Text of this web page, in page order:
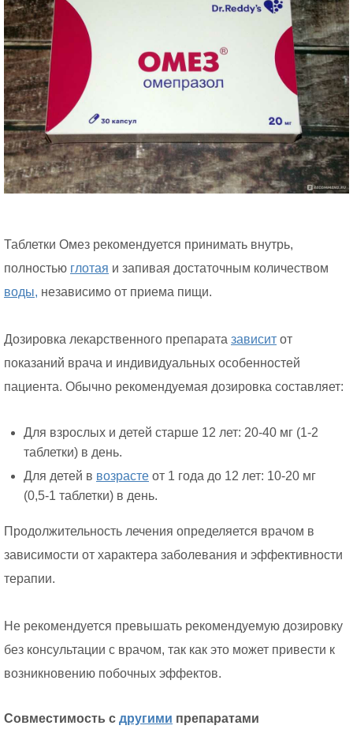
Таблетки Омез рекомендуется принимать внутрь,
полностью глотая и запивая достаточным количеством
воды, независимо от приема пищи.
Дозировка лекарственного препарата зависит от
показаний врача и индивидуальных особенностей
пациента. Обычно рекомендуемая дозировка составляет:
Для взрослых и детей старше 12 лет: 20-40 мг (1-2
таблетки) в день.
Для детей в возрасте от 1 года до 12 лет: 10-20 мг
(0,5-1 таблетки) в день.
Продолжительность лечения определяется врачом в
зависимости от характера заболевания и эффективности
терапии.
Не рекомендуется превышать рекомендуемую дозировку
без консультации с врачом, так как это может привести к
возникновению побочных эффектов.
Совместимость с другими препаратами